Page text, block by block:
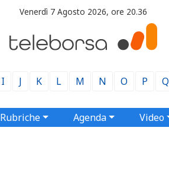
Venerdì 7 Agosto 2026, ore 20.36
I J K L M N O P Q
Rubriche Agenda Video